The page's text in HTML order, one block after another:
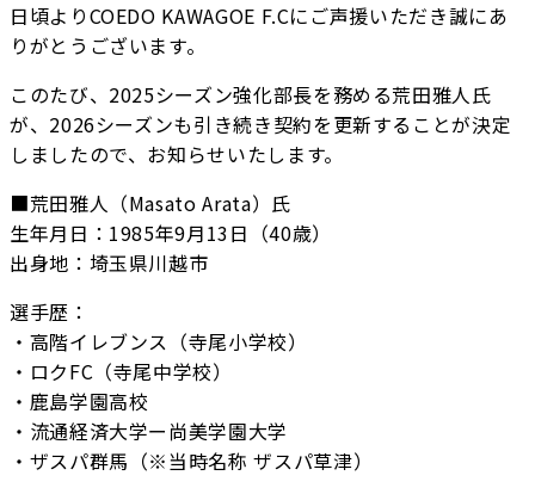
日頃よりCOEDO KAWAGOE F.Cにご声援いただき誠にあ
りがとうございます。
このたび、2025シーズン強化部長を務める荒田雅人氏
が、2026シーズンも引き続き契約を更新することが決定
しましたので、お知らせいたします。
■荒田雅人（Masato Arata）氏
生年月日：1985年9月13日（40歳）
出身地：埼玉県川越市
選手歴：
・高階イレブンス（寺尾小学校）
・ロクFC（寺尾中学校）
・鹿島学園高校
・流通経済大学ー尚美学園大学
・ザスパ群馬（※当時名称 ザスパ草津）